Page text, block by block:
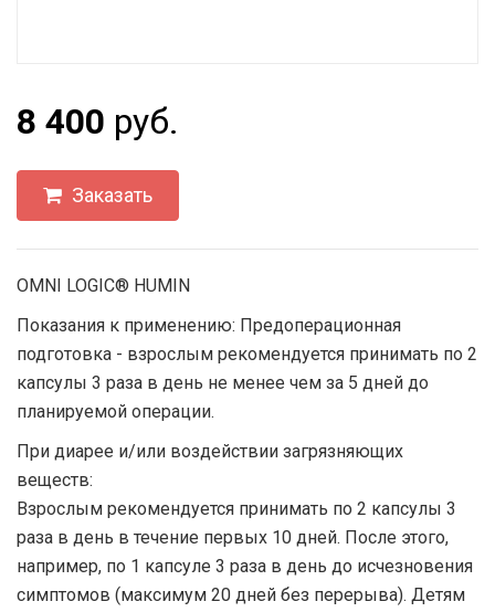
8 400 руб.
Заказать
OMNI LOGIC® HUMIN
Показания к применению: Предоперационная
подготовка - взрослым рекомендуется принимать по 2
капсулы 3 раза в день не менее чем за 5 дней до
планируемой операции.
При диарее и/или воздействии загрязняющих
веществ:
Взрослым рекомендуется принимать по 2 капсулы 3
раза в день в течение первых 10 дней. После этого,
например, по 1 капсуле 3 раза в день до исчезновения
симптомов (максимум 20 дней без перерыва). Детям